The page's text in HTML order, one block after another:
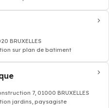
BRUXELLES
sur plan de batiment
7, 01000 BRUXELLES
jardins, paysagiste